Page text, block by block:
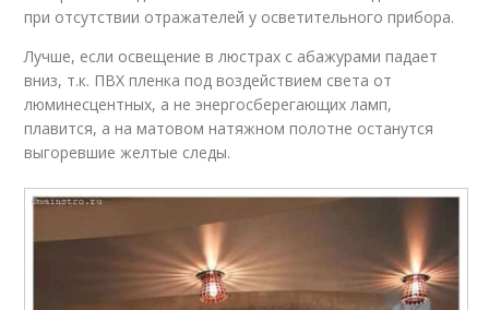
при отсутствии отражателей у осветительного прибора.
Лучше, если освещение в люстрах с абажурами падает
вниз, т.к. ПВХ пленка под воздействием света от
люминесцентных, а не энергосберегающих ламп,
плавится, а на матовом натяжном полотне останутся
выгоревшие желтые следы.